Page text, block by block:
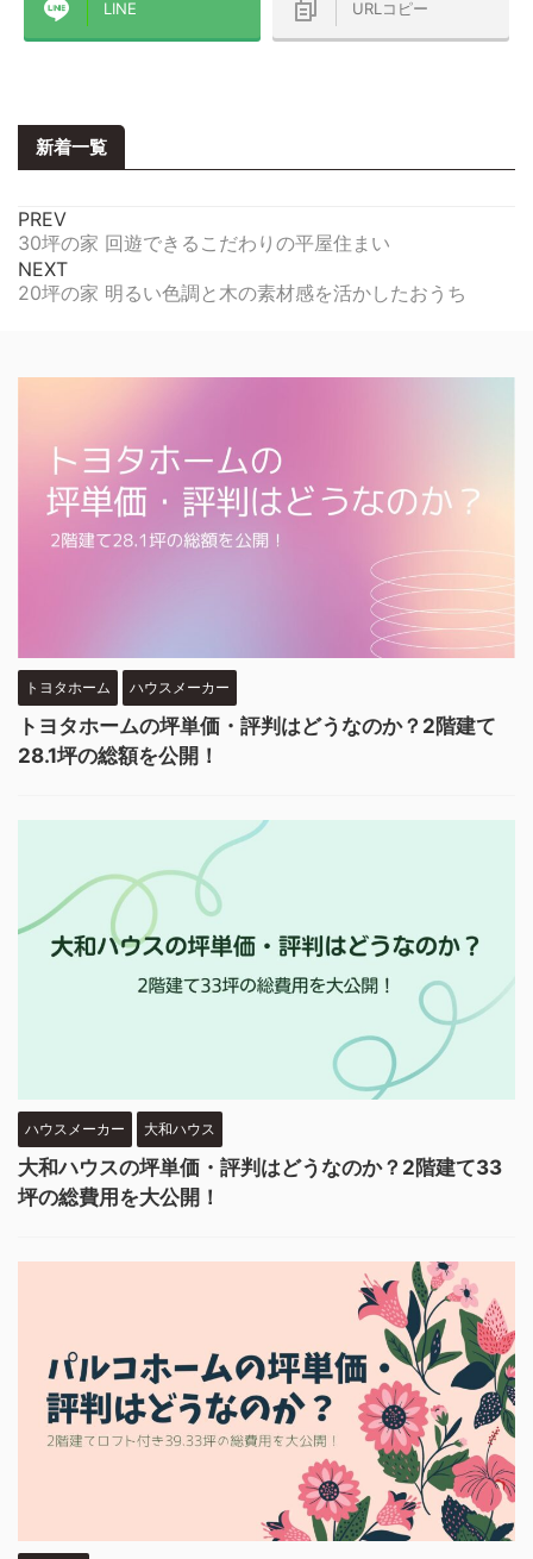
LINE URLコピー
新着一覧
PREV
30坪の家 回遊できるこだわりの平屋住まい
NEXT
20坪の家 明るい色調と木の素材感を活かしたおうち
トヨタホーム ハウスメーカー
トヨタホームの坪単価・評判はどうなのか？2階建て
28.1坪の総額を公開！
ハウスメーカー 大和ハウス
大和ハウスの坪単価・評判はどうなのか？2階建て33
坪の総費用を大公開！